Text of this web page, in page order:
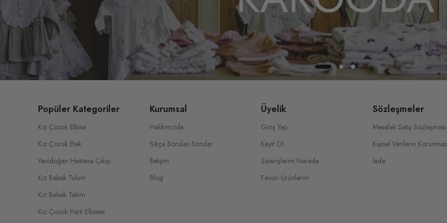
Popüler Kategoriler
Kız Çocuk Elbise
Kız Çocuk Etek
Yenidoğan Hastane Çıkışı
Kız Bebek Tulum
Kız Bebek Takım
Kız Çocuk Parti Elbisesi
Kurumsal
Hakkımızda
Sıkça Sorulan Sorular
İletişim
Blog
Üyelik
Giriş Yap
Kayıt Ol
Siparişlerim Nerede
Favori Ürünlerim
Sözleşmeler
Mesafeli Satış Sözleşmesi
Kişisel Verilerin
İade